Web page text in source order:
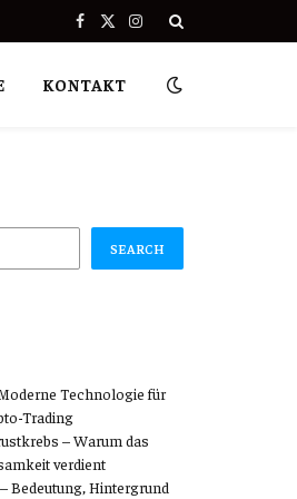
Facebook
X
Instagram
KONTAKT
SEARCH
Technologie für
Trading
– Warum das
verdient
Bedeutung, Hintergrund